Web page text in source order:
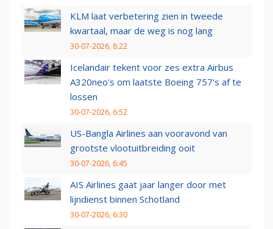
KLM laat verbetering zien in tweede
kwartaal, maar de weg is nog lang
30-07-2026, 8:22
Icelandair tekent voor zes extra Airbus
A320neo's om laatste Boeing 757's af te
lossen
30-07-2026, 6:52
US-Bangla Airlines aan vooravond van
grootste vlootuitbreiding ooit
30-07-2026, 6:45
AIS Airlines gaat jaar langer door met
lijndienst binnen Schotland
30-07-2026, 6:30